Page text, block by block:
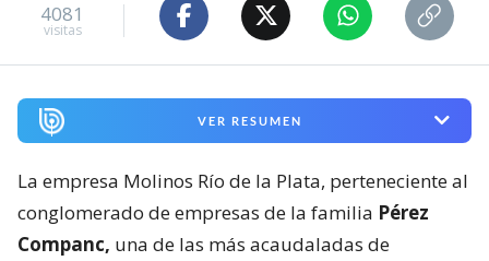
4081
visitas
VER RESUMEN
La empresa Molinos Río de la Plata, perteneciente al
conglomerado de empresas de la familia Pérez
Companc, una de las más acaudaladas de